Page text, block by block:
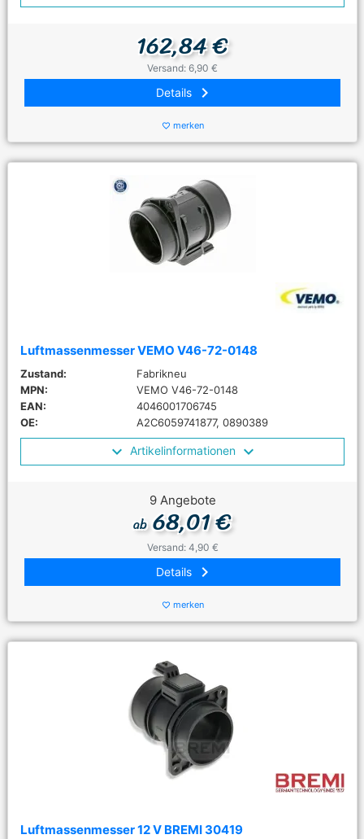
162,84 €
Versand: 6,90 €
Details keyboard_arrow_right
favorite_border merken
Luftmassenmesser VEMO V46-72-0148
Zustand:
Fabrikneu
MPN:
VEMO V46-72-0148
EAN:
4046001706745
OE:
A2C6059741877, 0890389
Artikelinformationen
9 Angebote
ab68,01 €
Versand: 4,90 €
Details keyboard_arrow_right
favorite_border merken
Luftmassenmesser 12 V BREMI 30419